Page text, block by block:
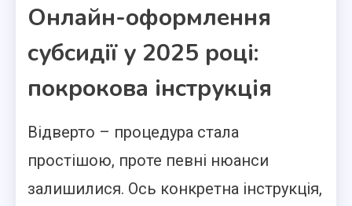
Онлайн-оформлення
субсидії у 2025 році:
покрокова інструкція
Відверто – процедура стала
простішою, проте певні нюанси
залишилися. Ось конкретна інструкція,